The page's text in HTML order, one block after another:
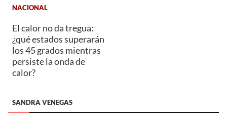
NACIONAL
El calor no da tregua:
¿qué estados superarán
los 45 grados mientras
persiste la onda de
calor?
SANDRA VENEGAS